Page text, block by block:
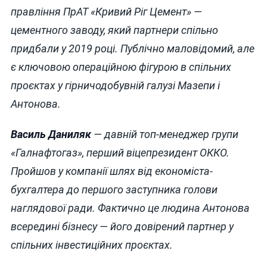
правління ПрАТ «Кривий Ріг Цемент» —
цементного заводу, який партнери спільно
придбали у 2019 році. Публічно маловідомий, але
є ключовою операційною фігурою в спільних
проєктах у гірничодобувній галузі Мазепи і
Антонова.
Василь Даниляк— давній топ-менеджер групи
«Галнафтогаз», перший віцепрезидент ОККО.
Пройшов у компанії шлях від економіста-
бухгалтера до першого заступника голови
наглядової ради. Фактично це людина Антонова
всередині бізнесу — його довірений партнер у
спільних інвестиційних проєктах.